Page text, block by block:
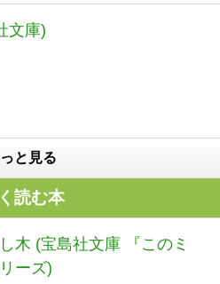
文庫)
と見る
読む本
木 (宝島社文庫 『このミ
ーズ)